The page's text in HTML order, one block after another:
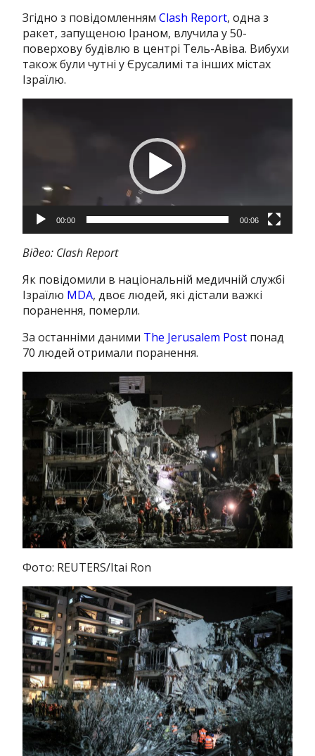
Згідно з повідомленнямClash Report, одна з
ракет, запущеною Іраном, влучила у 50-
поверхову будівлю в центрі Тель-Авіва. Вибухи
також були чутні у Єрусалимі та інших містах
Ізраїлю.
00:00 00:06
Відео: Clash Report
Як повідомили в національній медичній службі
Ізраїлю MDA, двоє людей, які дістали важкі
поранення, померли.
За останніми даними The Jerusalem Post понад
70 людей отримали поранення.
Фото: REUTERS/Itai Ron